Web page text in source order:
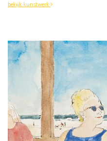
bekijk kunstwerk